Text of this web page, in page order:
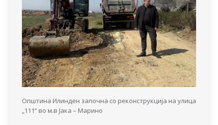
Општина Илинден започна со реконструкција на улица
„111“ во м.в Јака – Марино